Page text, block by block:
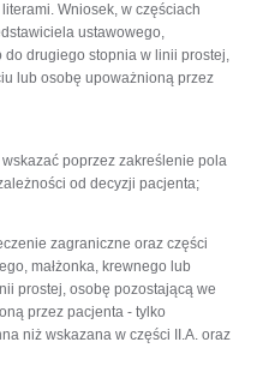
Wniosek, w częściach
ustawowego,
do drugiego stopnia w linii prostej,
lub osobę upoważnioną przez
poprzez zakreślenie pola
od decyzji pacjenta;
zagraniczne oraz części
małżonka, krewnego lub
prostej, osobę pozostającą we
przez pacjenta - tylko
niż wskazana w części II.A. oraz